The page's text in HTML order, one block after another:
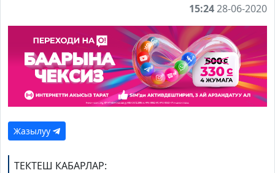
15:2428-06-2020
Жазылуу
ТЕКТЕШ КАБАРЛАР: